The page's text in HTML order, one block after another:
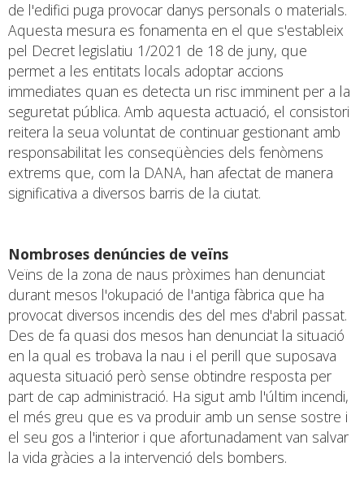
de l'edifici puga provocar danys personals o materials.
Aquesta mesura es fonamenta en el que s'estableix
pel Decret legislatiu 1/2021 de 18 de juny, que
permet a les entitats locals adoptar accions
immediates quan es detecta un risc imminent per a la
seguretat pública. Amb aquesta actuació, el consistori
reitera la seua voluntat de continuar gestionant amb
responsabilitat les conseqüències dels fenòmens
extrems que, com la DANA, han afectat de manera
significativa a diversos barris de la ciutat.
Nombroses denúncies de veïns
Veïns de la zona de naus pròximes han denunciat
durant mesos l'okupació de l'antiga fàbrica que ha
provocat diversos incendis des del mes d'abril passat.
Des de fa quasi dos mesos han denunciat la situació
en la qual es trobava la nau i el perill que suposava
aquesta situació però sense obtindre resposta per
part de cap administració. Ha sigut amb l'últim incendi,
el més greu que es va produir amb un sense sostre i
el seu gos a l'interior i que afortunadament van salvar
la vida gràcies a la intervenció dels bombers.